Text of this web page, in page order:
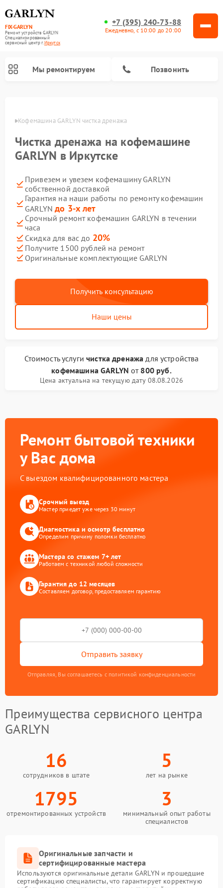
FIX-GARLYN
Ремонт устройств GARLYN
Специализированный
cервисный центр г.Иркутск
+7 (395) 240-73-88
Ежедневно, с 10:00 до 20:00
Мы ремонтируем Позвонить
Кофемашина GARLYN чистка дренажа
Чистка дренажа на кофемашине
GARLYN в Иркутске
Привезем и увезем кофемашину GARLYN
собственной доставкой
Гарантия на наши работы по ремонту кофемашин
GARLYNдо 3-х лет
Срочный ремонт кофемашин GARLYN в течении
часа
Скидка для вас до 20%
Получите 1500 рублей на ремонт
Оригинальные комплектующие GARLYN
Получить консультацию
Наши цены
Стоимость услугичистка дренажа для устройства
кофемашина GARLYN от 800 руб.
Цена актуальна на текущую дату 08.08.2026
Ремонт бытовой техники
у Вас дома
С выездом квалифицированного мастера
Срочный выезд
Мастер приедет уже через 30 минут
Диагностика и осмотр бесплатно
Определим причину поломки бесплатно
Мастера со стажем 7+ лет
Работаем с техникой любой сложности
Гарантия до 12 месяцев
Составляем договор, предоставляем гарантию
Отправить заявку
Отправляя, Вы соглашаетесь с политикой конфиденциальности
Преимущества сервисного центра
GARLYN
16
сотрудников в штате
5
лет на рынке
1795
отремонтированных устройств
3
минимальный опыт работы
специалистов
Оригинальные запчасти и
сертифицированные мастера
Используются оригинальные детали GARLYN и прошедшие
сертификацию специалисты, что гарантирует корректную